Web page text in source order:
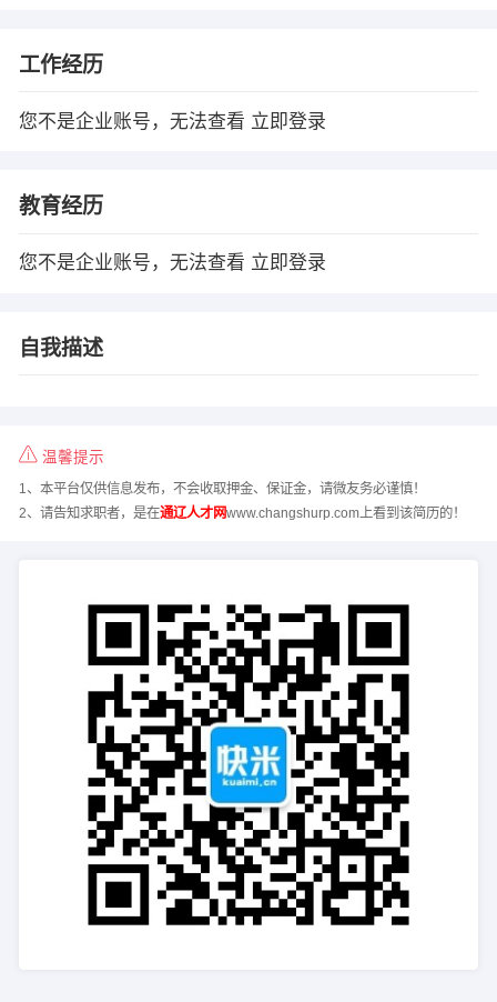
工作经历
您不是企业账号，无法查看 立即登录
教育经历
您不是企业账号，无法查看 立即登录
自我描述
温馨提示
1、本平台仅供信息发布，不会收取押金、保证金，请微友务必谨慎！
2、请告知求职者，是在通辽人才网www.changshurp.com上看到该简历的！